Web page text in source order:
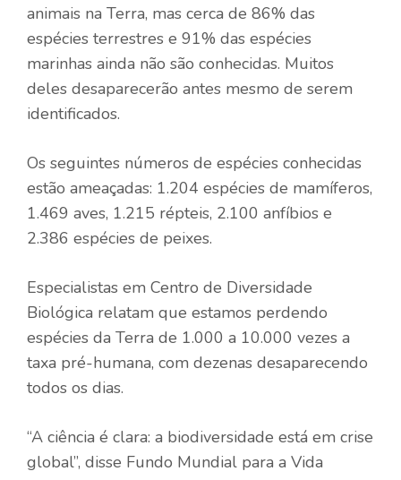
animais na Terra, mas cerca de 86% das
espécies terrestres e 91% das espécies
marinhas ainda não são conhecidas. Muitos
deles desaparecerão antes mesmo de serem
identificados.
Os seguintes números de espécies conhecidas
estão ameaçadas: 1.204 espécies de mamíferos,
1.469 aves, 1.215 répteis, 2.100 anfíbios e
2.386 espécies de peixes.
Especialistas em Centro de Diversidade
Biológica relatam que estamos perdendo
espécies da Terra de 1.000 a 10.000 vezes a
taxa pré-humana, com dezenas desaparecendo
todos os dias.
“A ciência é clara: a biodiversidade está em crise
global”, disse Fundo Mundial para a Vida